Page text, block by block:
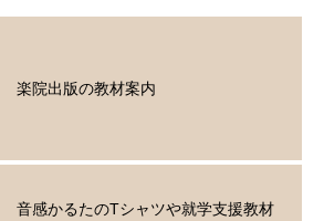
楽院出版の教材案内
音感かるたのTシャツや就学支援教材